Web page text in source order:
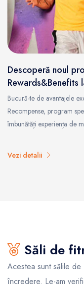
Descoperă noul
Rewards&Benefits
Bucură-te de avantajele
Recompense, program
îmbunătăți experiența de
Vezi detalii
Săli de
Acestea sunt sălile
încredere. Le-am